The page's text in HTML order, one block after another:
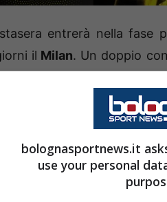
entrerà nella fase
il Milan. Un doppio
della
di rigore.
allarme in casa
partita anche
Il danese
bolognasportnews.it
use your personal